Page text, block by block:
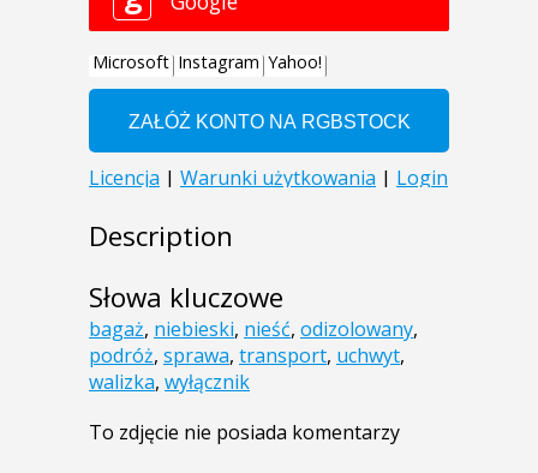
Description
Słowa kluczowe
bagaż, niebieski, nieść, odizolowany,
podróż, sprawa, transport, uchwyt,
walizka, wyłącznik
To zdjęcie nie posiada komentarzy